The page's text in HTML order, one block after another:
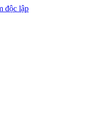
độc lập